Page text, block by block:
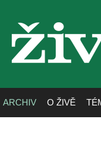
živa
ARCHIV O ŽIVĚ